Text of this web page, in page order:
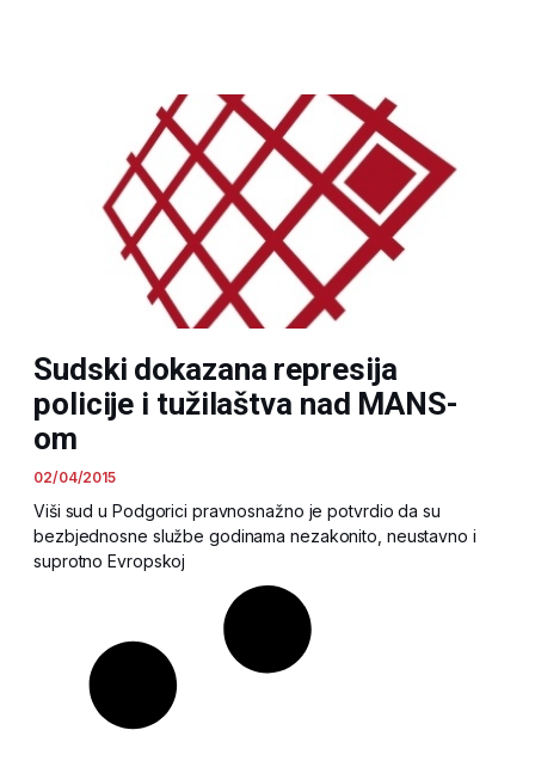
Sudski dokazana represija
policije i tužilaštva nad MANS-
om
02/04/2015
Viši sud u Podgorici pravnosnažno je potvrdio da su
bezbjednosne službe godinama nezakonito, neustavno i
suprotno Evropskoj